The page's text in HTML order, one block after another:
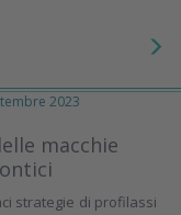
2023
macchie
strategie di profilassi